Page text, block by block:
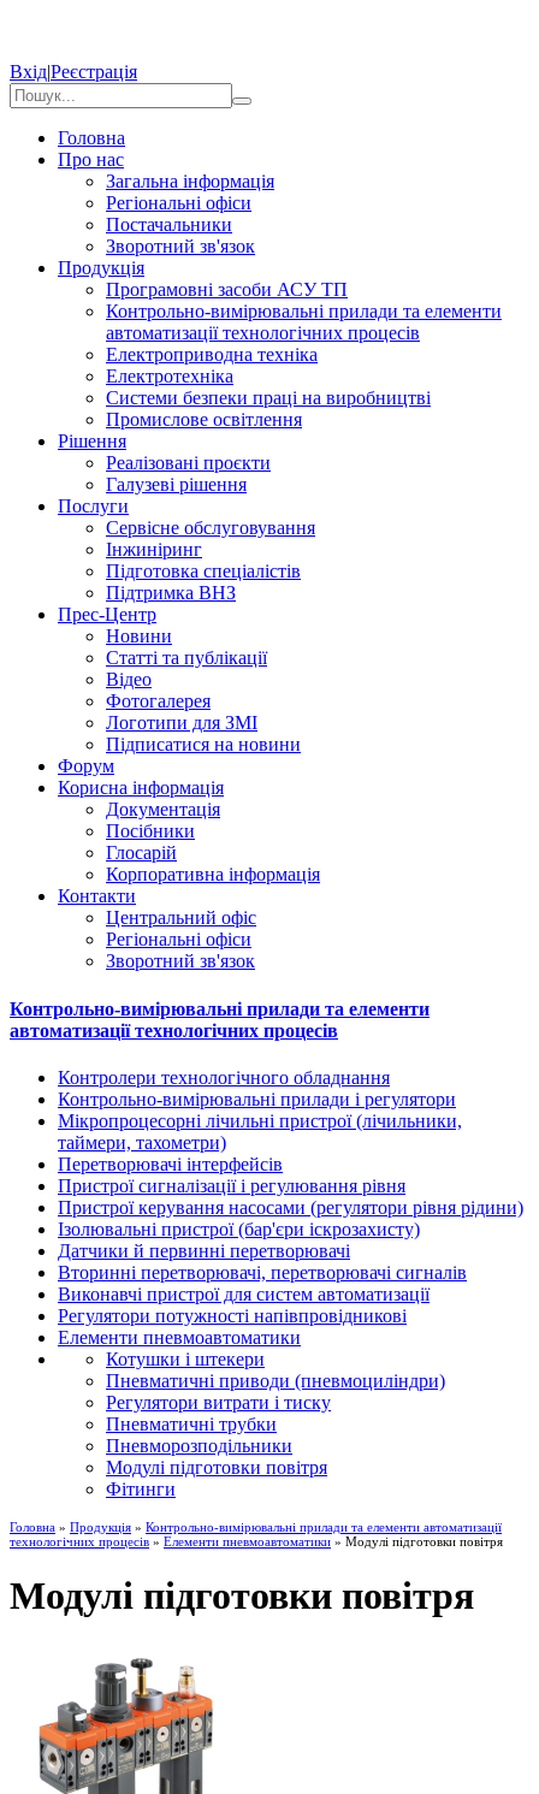
Вхід|Реєстрація
Головна
Про нас
Загальна інформація
Регіональні офіси
Постачальники
Зворотний зв'язок
Продукція
Програмовні засоби АСУ ТП
Контрольно-вимірювальні прилади та елементи
автоматизації технологічних процесів
Електроприводна техніка
Електротехніка
Системи безпеки праці на виробництві
Промислове освітлення
Рішення
Реалізовані проєкти
Галузеві рішення
Послуги
Сервісне обслуговування
Інжиніринг
Підготовка спеціалістів
Підтримка ВНЗ
Прес-Центр
Новини
Статті та публікації
Відео
Фотогалерея
Логотипи для ЗМІ
Підписатися на новини
Форум
Корисна інформація
Документація
Посібники
Глосарій
Корпоративна інформація
Контакти
Центральний офіс
Регіональні офіси
Зворотний зв'язок
Контрольно-вимірювальні прилади та елементи
автоматизації технологічних процесів
Контролери технологічного обладнання
Контрольно-вимірювальні прилади і регулятори
Мікропроцесорні лічильні пристрої (лічильники,
таймери, тахометри)
Перетворювачі інтерфейсів
Пристрої сигналізації і регулювання рівня
Пристрої керування насосами (регулятори рівня рідини)
Ізолювальні пристрої (бар'єри іскрозахисту)
Датчики й первинні перетворювачі
Вторинні перетворювачі, перетворювачі сигналів
Виконавчі пристрої для систем автоматизації
Регулятори потужності напівпровідникові
Елементи пневмоавтоматики
Котушки і штекери
Пневматичні приводи (пневмоциліндри)
Регулятори витрати і тиску
Пневматичні трубки
Пневморозподільники
Модулі підготовки повітря
Фітинги
Головна » Продукція » Контрольно-вимірювальні прилади та елементи автоматизації
технологічних процесів » Елементи пневмоавтоматики » Модулі підготовки повітря
Модулі підготовки повітря